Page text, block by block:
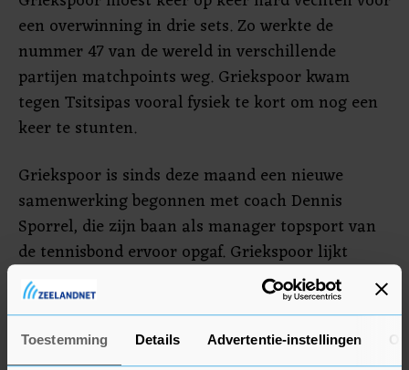
Toestemming Details Advertentie-instellingen
een overwinning in drie sets. Zo werkte de
nummer 47 van de wereld in verschillende
partijen matchpoints weg. Griekspoor kwam
tegen Tsitsipas vooral fysiek te kort om nog een
keer te stunten.
Griekspoor is sinds deze maand een nieuwe
samenwerking begonnen met coach Dennis
Sporrel, die zijn baan als manager topsport van
de tennisbond ervoor opgaf. Griekspoor lijkt
onder Sporrel voor een nog aanvallender
speltype te kiezen dan voorheen. Daarbij probeert
Griekspoor meer voor zijn eigen kansen te gaan.
Zijn spel was in Dubai nog te wisselvallig. Zo was